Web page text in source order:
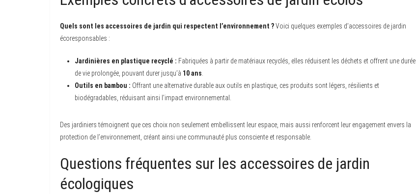
Quels sont les accessoires de jardin qui respectent l’environnement ?Voici quelques exemples d’accessoires de jardin
écoresponsables :
Jardinières en plastique recyclé : Fabriquées à partir de matériaux recyclés, elles réduisent les déchets et offrent une durée
de vie prolongée, pouvant durer jusqu’à 10 ans.
Outils en bambou : Offrant une alternative durable aux outils en plastique, ces produits sont légers, résilients et
biodégradables, réduisant ainsi l’impact environnemental.
Des jardiniers témoignent que ces choix non seulement embellissent leur espace, mais aussi renforcent leur engagement envers la
protection de l’environnement, créant ainsi une communauté plus consciente et responsable.
Questions fréquentes sur les accessoires de jardin
écologiques